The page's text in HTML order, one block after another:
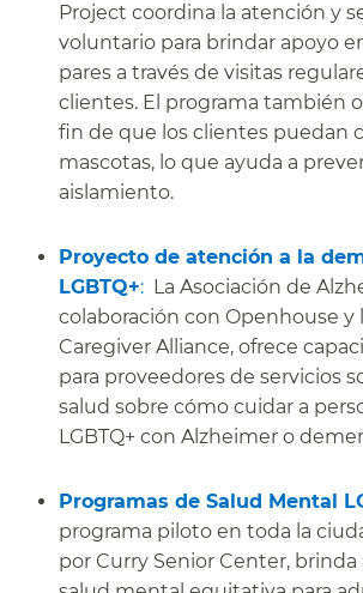
Project coordina la atención y
voluntario para brindar apoyo
pares a través de visitas
clientes. El programa también
fin de que los clientes puedan
mascotas, lo que ayuda a
aislamiento.
Proyecto de atención a la
LGBTQ+: La Asociación de
colaboración con Openhouse y
Caregiver Alliance, ofrece
para proveedores de servicios
salud sobre cómo cuidar a
LGBTQ+ con Alzheimer o
Programas de Salud Mental
programa piloto en toda la
por Curry Senior Center,